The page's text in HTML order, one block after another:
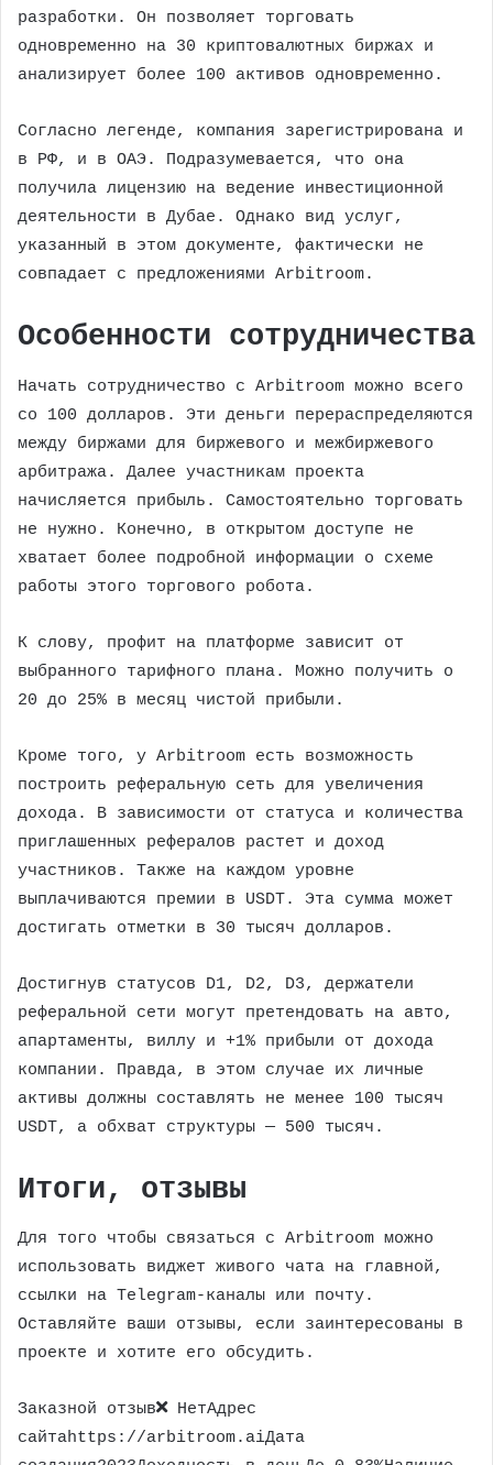
разработки. Он позволяет торговать
одновременно на 30 криптовалютных биржах и
анализирует более 100 активов одновременно.
Согласно легенде, компания зарегистрирована и
в РФ, и в ОАЭ. Подразумевается, что она
получила лицензию на ведение инвестиционной
деятельности в Дубае. Однако вид услуг,
указанный в этом документе, фактически не
совпадает с предложениями Arbitroom.
Особенности сотрудничества
Начать сотрудничество с Arbitroom можно всего
со 100 долларов. Эти деньги перераспределяются
между биржами для биржевого и межбиржевого
арбитража. Далее участникам проекта
начисляется прибыль. Самостоятельно торговать
не нужно. Конечно, в открытом доступе не
хватает более подробной информации о схеме
работы этого торгового робота.
К слову, профит на платформе зависит от
выбранного тарифного плана. Можно получить о
20 до 25% в месяц чистой прибыли.
Кроме того, у Arbitroom есть возможность
построить реферальную сеть для увеличения
дохода. В зависимости от статуса и количества
приглашенных рефералов растет и доход
участников. Также на каждом уровне
выплачиваются премии в USDT. Эта сумма может
достигать отметки в 30 тысяч долларов.
Достигнув статусов D1, D2, D3, держатели
реферальной сети могут претендовать на авто,
апартаменты, виллу и +1% прибыли от дохода
компании. Правда, в этом случае их личные
активы должны составлять не менее 100 тысяч
USDT, а обхват структуры — 500 тысяч.
Итоги, отзывы
Для того чтобы связаться с Arbitroom можно
использовать виджет живого чата на главной,
ссылки на Telegram-каналы или почту.
Оставляйте ваши отзывы, если заинтересованы в
проекте и хотите его обсудить.
Заказной отзыв
НетАдрес
сайтаhttps://arbitroom.aiДата